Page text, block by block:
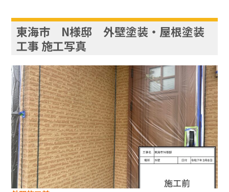
東海市 N様邸 外壁塗装・屋根塗装
工事 施工写真